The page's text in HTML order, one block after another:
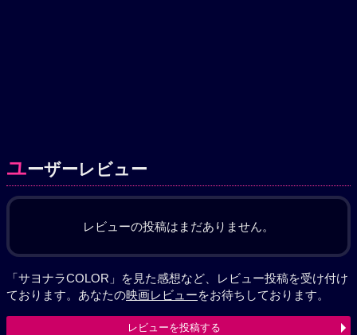
ユーザーレビュー
レビューの投稿はまだありません。
「サヨナラCOLOR」を見た感想など、レビュー投稿を受け付け
ております。あなたの映画レビューをお待ちしております。
レビューを投稿する